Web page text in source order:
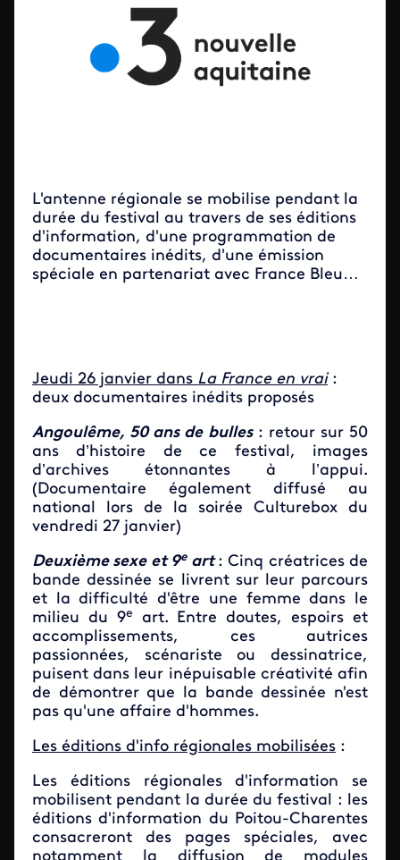
L'antenne régionale se mobilise pendant la
durée du festival au travers de ses éditions
d'information, d'une programmation de
documentaires inédits, d'une émission
spéciale en partenariat avec France Bleu…
Jeudi 26 janvier dans La France en vrai:
deux documentaires inédits proposés
Angoulême, 50 ans de bulles: retour sur 50
ans d’histoire de ce festival, images
d’archives étonnantes à l’appui.
(Documentaire également diffusé au
national lors de la soirée Culturebox du
vendredi 27 janvier)
Deuxième sexe et 9eart: Cinq créatrices de
bande dessinée se livrent sur leur parcours
et la difficulté d'être une femme dans le
milieu du 9e
art. Entre doutes, espoirs et
accomplissements, ces autrices
passionnées, scénariste ou dessinatrice,
puisent dans leur inépuisable créativité afin
de démontrer que la bande dessinée n'est
pas qu'une affaire d'hommes.
Les éditions d'info régionales mobilisées :
Les éditions régionales d'information se
mobilisent pendant la durée du festival : les
éditions d'information du Poitou-Charentes
consacreront des pages spéciales, avec